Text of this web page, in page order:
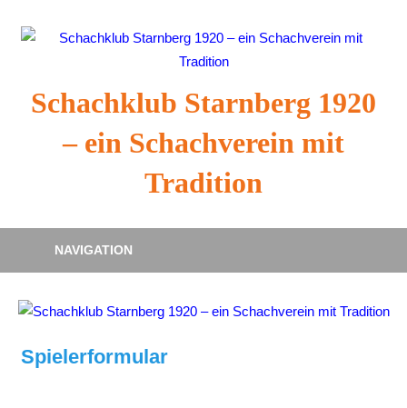
Inhalt
Schachklub Starnberg 1920
– ein Schachverein mit
Tradition
NAVIGATION
Spielerformular